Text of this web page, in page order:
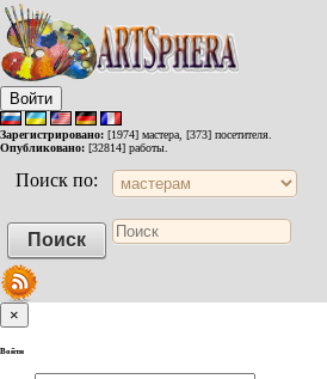
Войти
Зарегистрировано: [1974] мастера, [373] посетителя.
Опубликовано: [32814] работы.
Поиск по:
×
Войти